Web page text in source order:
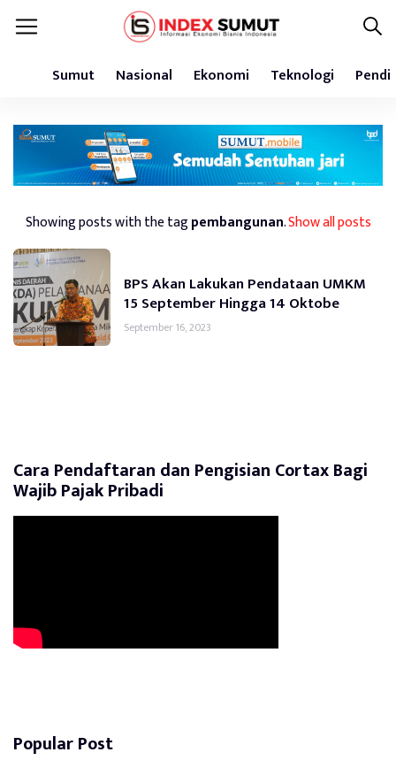
Sumut Nasional Ekonomi Teknologi
Showing posts with the tagpembangunan.Show all posts
BPS Akan Lakukan Pendataan UMKM
15 September Hingga 14 Oktobe
September 16, 2023
Cara Pendaftaran dan Pengisian Cortax Bagi
Wajib Pajak Pribadi
Popular Post